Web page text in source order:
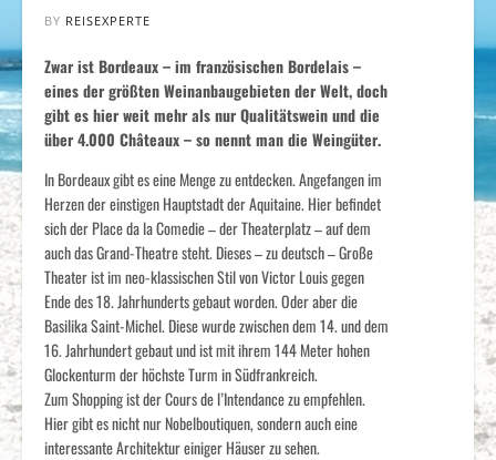
BY REISEXPERTE
Zwar ist Bordeaux – im französischen Bordelais –
eines der größten Weinanbaugebieten der Welt, doch
gibt es hier weit mehr als nur Qualitätswein und die
über 4.000 Châteaux – so nennt man die Weingüter.
In Bordeaux gibt es eine Menge zu entdecken. Angefangen im
Herzen der einstigen Hauptstadt der Aquitaine. Hier befindet
sich der Place da la Comedie – der Theaterplatz – auf dem
auch das Grand-Theatre steht. Dieses – zu deutsch – Große
Theater ist im neo-klassischen Stil von Victor Louis gegen
Ende des 18. Jahrhunderts gebaut worden. Oder aber die
Basilika Saint-Michel. Diese wurde zwischen dem 14. und dem
16. Jahrhundert gebaut und ist mit ihrem 144 Meter hohen
Glockenturm der höchste Turm in Südfrankreich.
Zum Shopping ist der Cours de l’Intendance zu empfehlen.
Hier gibt es nicht nur Nobelboutiquen, sondern auch eine
interessante Architektur einiger Häuser zu sehen.